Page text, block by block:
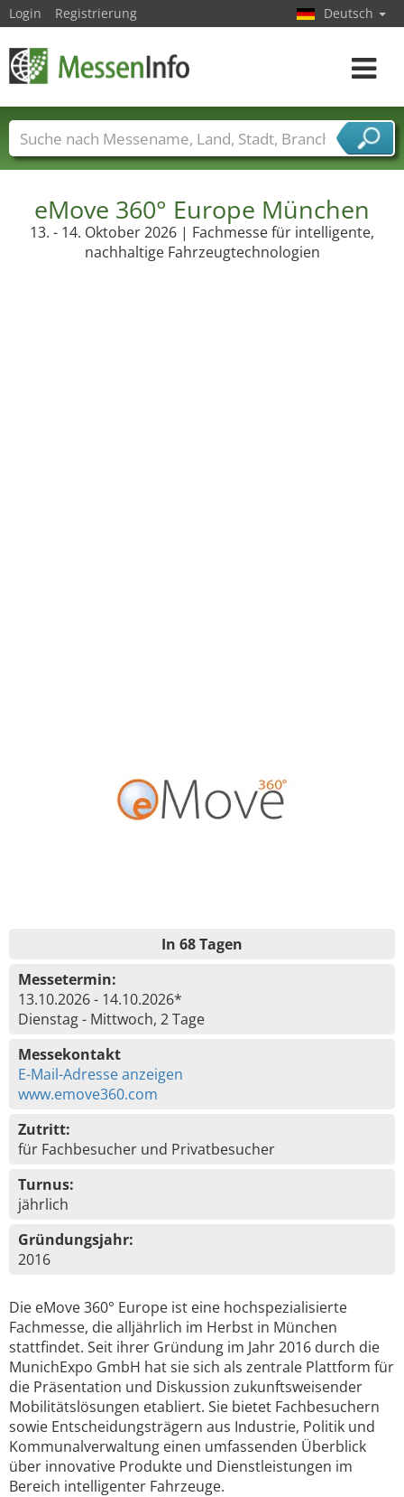
eMove 360° Europe München
13. - 14. Oktober 2026 | Fachmesse für intelligente,
nachhaltige Fahrzeugtechnologien
In 68 Tagen
Messetermin:
13.10.2026 - 14.10.2026*
Dienstag - Mittwoch, 2 Tage
Messekontakt
E-Mail-Adresse anzeigen
www.emove360.com
Zutritt:
für Fachbesucher und Privatbesucher
Turnus:
jährlich
Gründungsjahr:
2016
Die eMove 360° Europe ist eine hochspezialisierte
Fachmesse, die alljährlich im Herbst in München
stattfindet. Seit ihrer Gründung im Jahr 2016 durch die
MunichExpo GmbH hat sie sich als zentrale Plattform für
die Präsentation und Diskussion zukunftsweisender
Mobilitätslösungen etabliert. Sie bietet Fachbesuchern
sowie Entscheidungsträgern aus Industrie, Politik und
Kommunalverwaltung einen umfassenden Überblick
über innovative Produkte und Dienstleistungen im
Bereich intelligenter Fahrzeuge.
Login Registrierung Deutsch
Toggle
Messenamen Länder Städte
Branchen